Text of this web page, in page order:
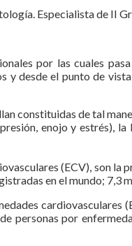
Especialista de II
por las cuales
y desde el punto de
constituidas de tal
enojo y estrés),
(ECV), son la
en el mundo; 7,3
cardiovasculares
personas por